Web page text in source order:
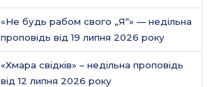
року
«Не будь рабом свого „Я“» — недільна
проповідь від 19 липня 2026 року
«Хмара свідків» – недільна проповідь
від 12 липня 2026 року